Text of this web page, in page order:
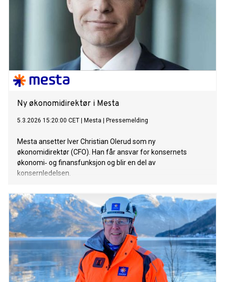
Ny økonomidirektør i Mesta
5.3.2026 15:20:00 CET Mesta Pressemelding
Mesta ansetter Iver Christian Olerud som ny
økonomidirektør (CFO). Han får ansvar for konsernets
økonomi‑ og finansfunksjon og blir en del av
konsernledelsen.